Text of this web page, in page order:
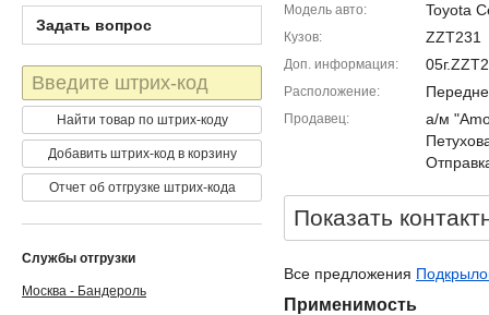
Модель авто Toyota
Кузов ZZT231
Доп. информация
Расположение
Продавец
а/м
Показать
Все предложения
Применимость
Задать вопрос
Штрих-
код
Найти товар по штрих-коду
Добавить штрих-код в корзину
Отчет об отгрузке штрих-кода
Службы отгрузки
Москва - Бандероль